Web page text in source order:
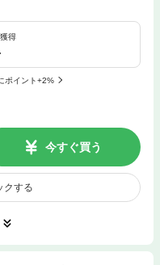
獲得
ポイント+2%
今すぐ買う
クする